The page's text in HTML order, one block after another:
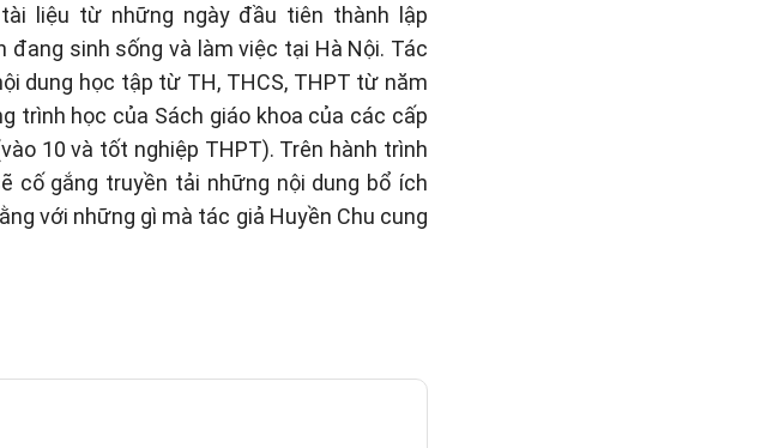
liệu từ những ngày đầu tiên thành lập
sinh sống và làm việc tại Hà Nội. Tác
dung học tập từ TH, THCS, THPT từ năm
trình học của Sách giáo khoa của các cấp
10 và tốt nghiệp THPT). Trên hành trình
cố gắng truyền tải những nội dung bổ ích
với những gì mà tác giả Huyền Chu cung